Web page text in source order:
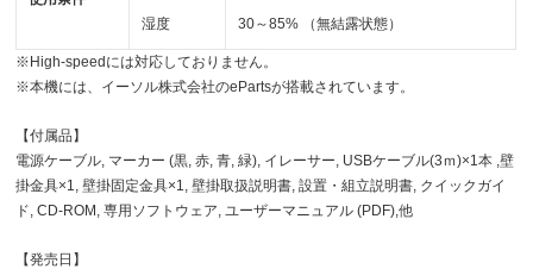
湿度 30～85% （無結露状態）
※High-speedには対応しておりません。
※本機には、イーソル株式会社のePartsが搭載されています。
【付属品】
電源ケーブル, マーカー (黒, 赤, 青, 緑), イレーサー, USBケーブル(3ｍ)×1本 ,壁
掛金具×1, 壁掛固定金具×1, 壁掛取扱説明書, 設置・組立説明書, クイックガイ
ド, CD-ROM, 専用ソフトウェア, ユーザーマニュアル (PDF),他
【発売日】